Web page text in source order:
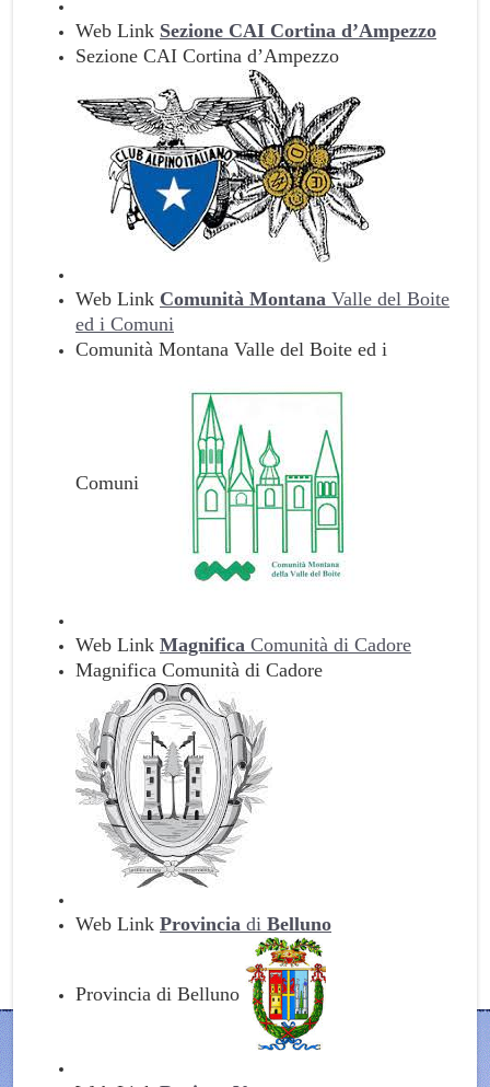
Web Link Sezione CAI Cortina d’Ampezzo
Sezione CAI Cortina d’Ampezzo
Web Link Comunità Montana Valle del Boite
ed i Comuni
Comunità Montana Valle del Boite ed i
Comuni
Web Link Magnifica Comunità di Cadore
Magnifica Comunità di Cadore
Web Link Provincia di Belluno
Provincia di Belluno